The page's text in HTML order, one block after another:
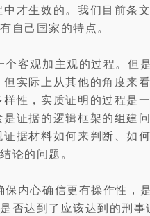
才生效的。我们目前条
自己国家的特点。
客观加主观的过程。但
实际上从其他的角度来
性，实质证明的过程是
证据的逻辑框架的组建
据材料如何来判断、如
论的问题。
内心确信更有操作性，
达到了应该达到的刑事